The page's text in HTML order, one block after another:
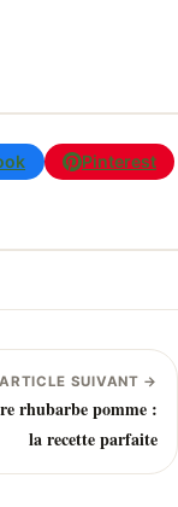
Pinterest
ARTICLE SUIVANT →
rhubarbe pomme :
la recette parfaite